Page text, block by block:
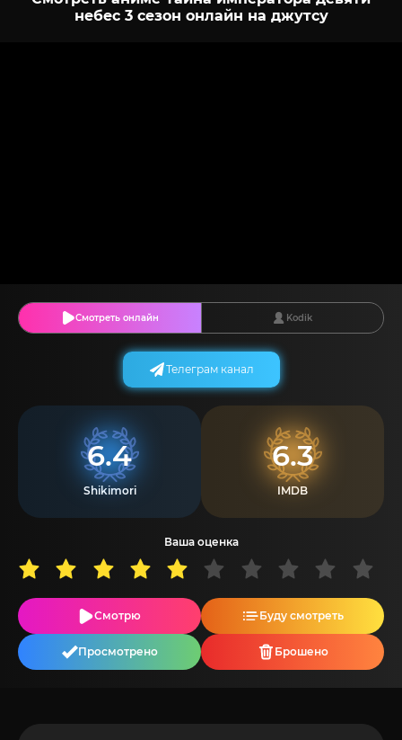
небес 3 сезон онлайн на джутсу
Смотреть онлайн Kodik
6.4
Shikimori
6.3
IMDB
Ваша оценка
Смотрю Буду смотреть
Просмотрено Брошено
Телеграм канал